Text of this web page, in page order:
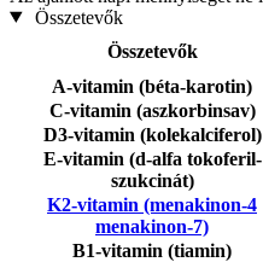
Összetevők
Összetevők
A-vitamin (béta-karotin)
C-vitamin (aszkorbinsav)
D3-vitamin (kolekalciferol)
E-vitamin (d-alfa tokoferil-
szukcinát)
K2-vitamin (menakinon-4
menakinon-7)
B1-vitamin (tiamin)